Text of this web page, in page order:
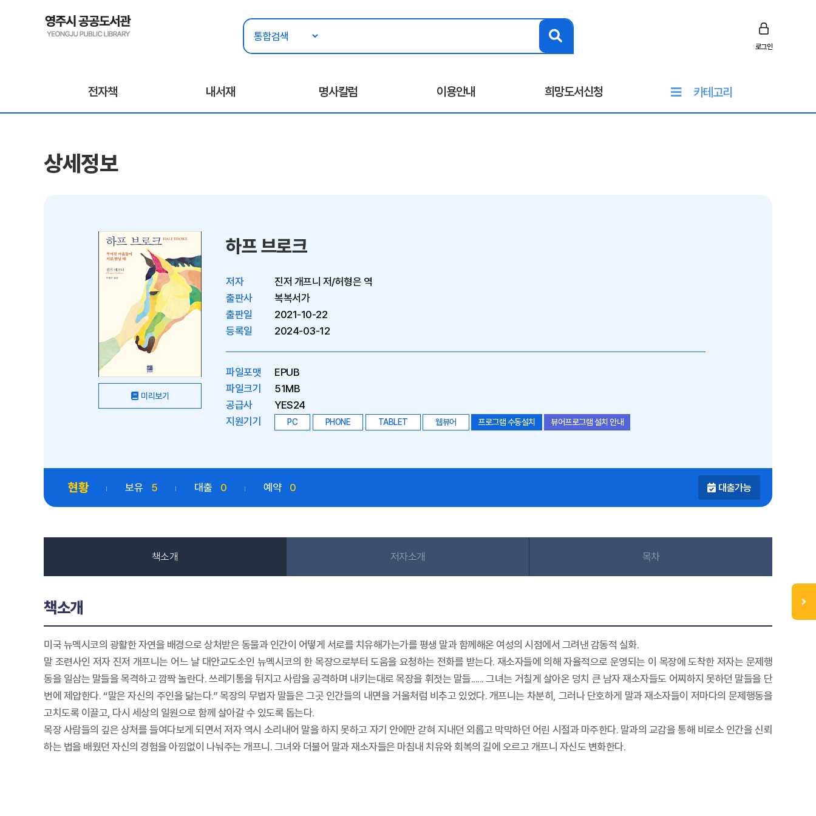
로그인
전자책 내서재 명사칼럼 이용안내 희망도서신청 카테고리
상세정보
미리보기
하프 브로크
저자
진저 개프니 저/허형은 역
출판사
복복서가
출판일
2021-10-22
등록일
2024-03-12
파일포맷
EPUB
파일크기
51MB
공급사
YES24
지원기기
PC PHONE TABLET 웹뷰어 프로그램 수동설치 뷰어프로그램 설치 안내
현황 보유 5 대출 0 예약 0 대출가능
책소개 저자소개 목차
책소개
미국 뉴멕시코의 광활한 자연을 배경으로 상처받은 동물과 인간이 어떻게 서로를 치유해가는가를 평생 말과 함께해온 여성의 시점에서 그려낸 감동적 실화.
말 조련사인 저자 진저 개프니는 어느 날 대안교도소인 뉴멕시코의 한 목장으로부터 도움을 요청하는 전화를 받는다. 재소자들에 의해 자율적으로 운영되는 이 목장에 도착한 저자는 문제행
동을 일삼는 말들을 목격하고 깜짝 놀란다. 쓰레기통을 뒤지고 사람을 공격하며 내키는대로 목장을 휘젓는 말들...... 그녀는 거칠게 살아온 덩치 큰 남자 재소자들도 어찌하지 못하던 말들을 단
번에 제압한다. “말은 자신의 주인을 닮는다.” 목장의 무법자 말들은 그곳 인간들의 내면을 거울처럼 비추고 있었다. 개프니는 차분히, 그러나 단호하게 말과 재소자들이 저마다의 문제행동을
고치도록 이끌고, 다시 세상의 일원으로 함께 살아갈 수 있도록 돕는다.
목장 사람들의 깊은 상처를 들여다보게 되면서 저자 역시 소리내어 말을 하지 못하고 자기 안에만 갇혀 지내던 외롭고 막막하던 어린 시절과 마주한다. 말과의 교감을 통해 비로소 인간을 신뢰
하는 법을 배웠던 자신의 경험을 아낌없이 나눠주는 개프니. 그녀와 더불어 말과 재소자들은 마침내 치유와 회복의 길에 오르고 개프니 자신도 변화한다.